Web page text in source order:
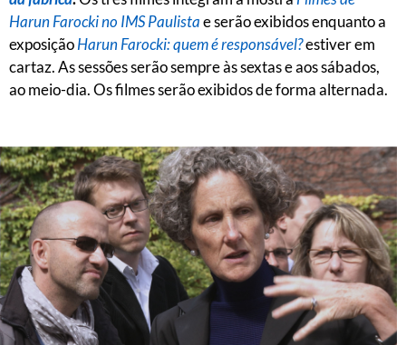
Harun Farocki no IMS Paulistae serão exibidos enquanto a
exposiçãoHarun Farocki: quem é responsável?estiver em
cartaz. As sessões serão sempre às sextas e aos sábados,
ao meio-dia. Os filmes serão exibidos de forma alternada.